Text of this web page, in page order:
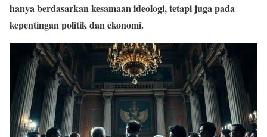
hanya berdasarkan kesamaan ideologi, tetapi juga pada
kepentingan politik dan ekonomi.